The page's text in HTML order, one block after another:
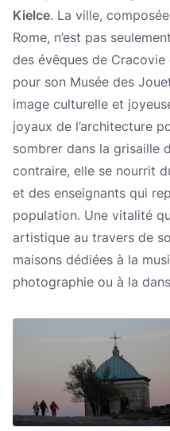
Kielce. La ville,
Rome, n’est pas
des évêques de
pour son Musée des
image culturelle et
joyaux de l’architecture
sombrer dans la grisaille
contraire, elle se nourrit
et des enseignants qui
population. Une vitalité
artistique au travers de
maisons dédiées à la
photographie ou à la